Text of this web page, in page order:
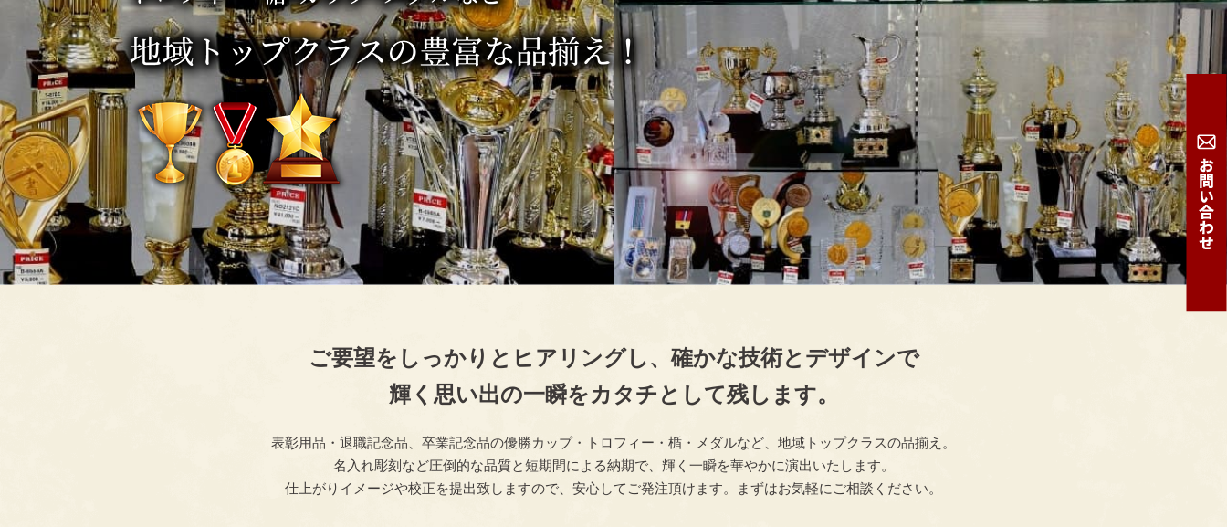
ご要望をしっかりとヒアリングし、確かな技術とデザインで
輝く思い出の一瞬をカタチとして残します。
表彰用品・退職記念品、卒業記念品の優勝カップ・トロフィー・楯・メダルなど、地域トップクラスの品揃え。
名入れ彫刻など圧倒的な品質と短期間による納期で、輝く一瞬を華やかに演出いたします。
仕上がりイメージや校正を提出致しますので、安心してご発注頂けます。まずはお気軽にご相談ください。